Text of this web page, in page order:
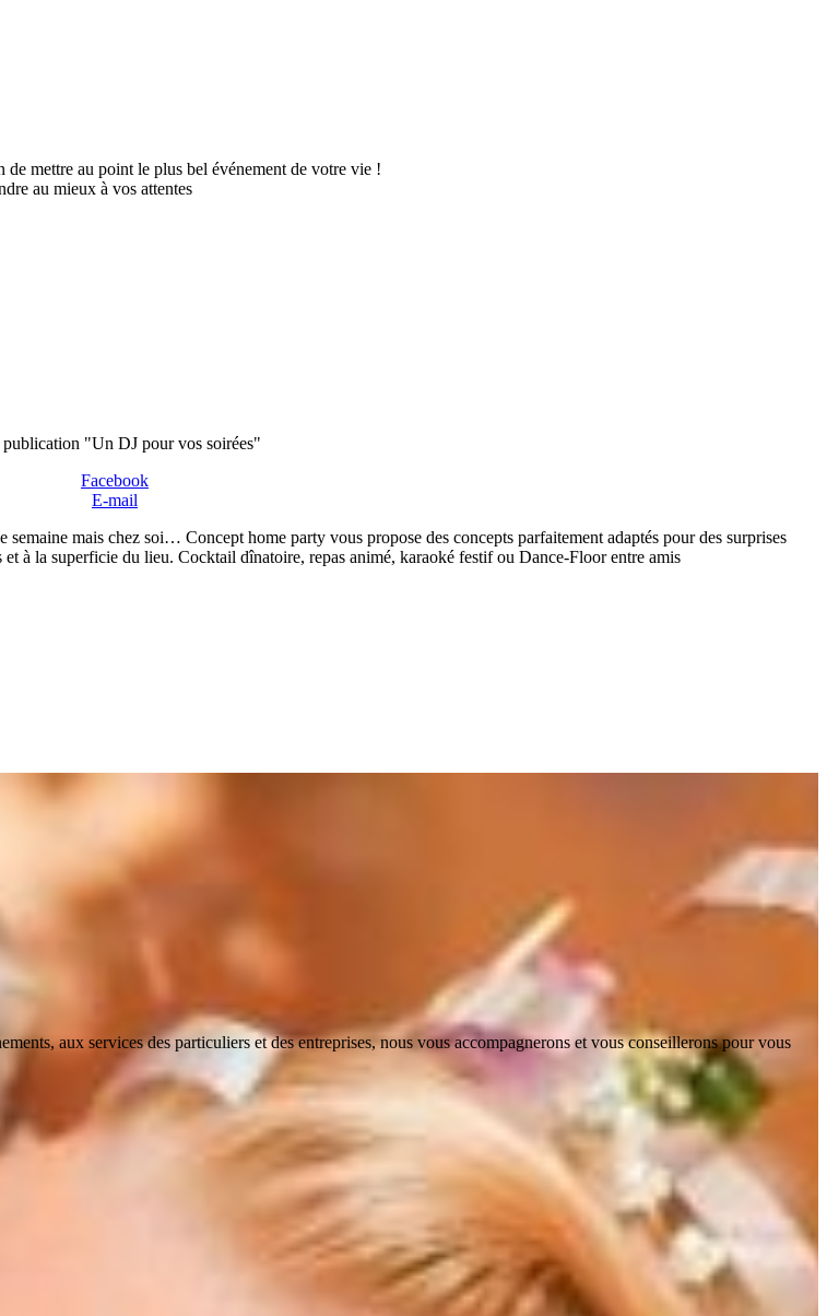
mettre au point le plus bel événement de votre vie !
au mieux à vos attentes
publication "Un DJ pour vos soirées"
Facebook
E-mail
mais chez soi… Concept home party vous propose des concepts parfaitement adaptés pour des surprises
à la superficie du lieu. Cocktail dînatoire, repas animé, karaoké festif ou Dance-Floor entre amis
aux services des particuliers et des entreprises, nous vous accompagnerons et vous conseillerons pour vous